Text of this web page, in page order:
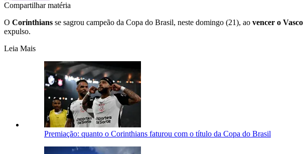
Compartilhar matéria
O Corinthians se sagrou campeão da Copa do Brasil, neste domingo (21), ao vencer o
expulso.
Leia Mais
Premiação: quanto o Corinthians faturou com o título da Copa do Brasil